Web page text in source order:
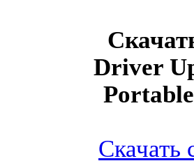
Driver
Скачать